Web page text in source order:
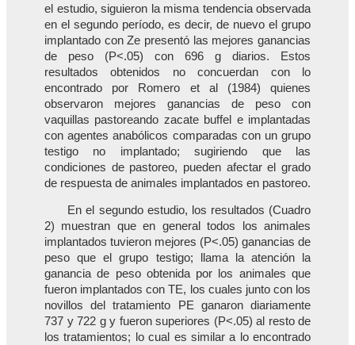
el estudio, siguieron la misma tendencia observada
en el segundo período, es decir, de nuevo el grupo
implantado con Ze presentó las mejores ganancias
de peso (P<.05) con 696 g diarios. Estos
resultados obtenidos no concuerdan con lo
encontrado por Romero et al (1984) quienes
observaron mejores ganancias de peso con
vaquillas pastoreando zacate buffel e implantadas
con agentes anabólicos comparadas con un grupo
testigo no implantado; sugiriendo que las
condiciones de pastoreo, pueden afectar el grado
de respuesta de animales implantados en pastoreo.
En el segundo estudio, los resultados (Cuadro
2) muestran que en general todos los animales
implantados tuvieron mejores (P<.05) ganancias de
peso que el grupo testigo; llama la atención la
ganancia de peso obtenida por los animales que
fueron implantados con TE, los cuales junto con los
novillos del tratamiento PE ganaron diariamente
737 y 722 g y fueron superiores (P<.05) al resto de
los tratamientos; lo cual es similar a lo encontrado